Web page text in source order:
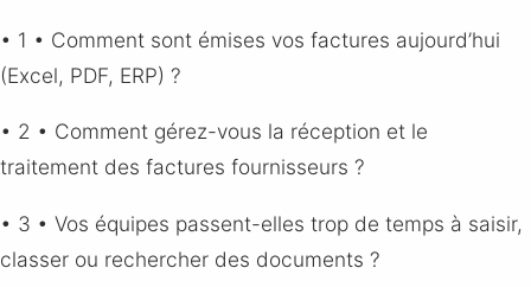
• 1 • Comment sont émises vos factures aujourd’hui
(Excel, PDF, ERP) ?
• 2 • Comment gérez-vous la réception et le
traitement des factures fournisseurs ?
• 3 • Vos équipes passent-elles trop de temps à saisir,
classer ou rechercher des documents ?